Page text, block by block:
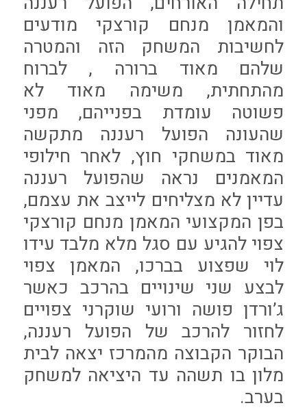
והמאמן מנחם קורצקי מודעים
לחשיבות המשחק הזה והמטרה
שלהם מאוד ברורה , לברוח
מהתחתית, משימה מאוד לא
פשוטה עומדת בפנייהם, מפני
שהעונה הפועל רעננה מתקשה
מאוד במשחקי חוץ, לאחר חילופי
המאמנים נראה שהפועל רעננה
עדיין לא מצליחים לייצב את עצמם,
בפן המקצועי המאמן מנחם קורצקי
צפוי להגיע עם סגל מלא מלבד עידו
לוי שפצוע בברכו, המאמן צפוי
לבצע שני שינויים בהרכב כאשר
ג’ורדן פושה ורועי שוקרני צפויים
לחזור להרכב של הפועל רעננה,
הבוקר הקבוצה מהמרכז יצאה לבית
מלון בו תשהה עד היציאה למשחק
בערב.